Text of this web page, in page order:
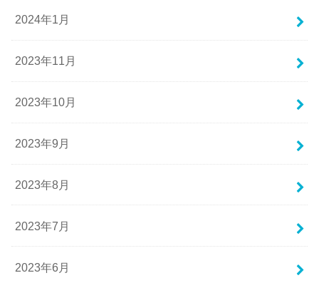
2024年1月
2023年11月
2023年10月
2023年9月
2023年8月
2023年7月
2023年6月